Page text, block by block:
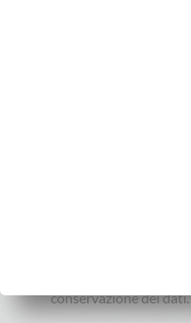
conservazione dei dati.